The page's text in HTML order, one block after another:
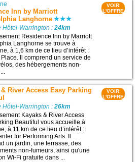
Inn by Marriott
Langhorne
Hôtel-Warrington :24km
Residence Inn by Marriott
Langhorne se trouve à
à 1,6 km de ce lieu d’intérêt :
Il comprend un service de
des hébergements non-
VOIR
L'OFFRE
River Access Easy Parking
Hôtel-Warrington :26km
Kayaks & River Access
Beautiful vous accueille à
à 11 km de ce lieu d’intérêt :
for Performing Arts. Il
un jardin, une terrasse, des
non-fumeurs, ainsi qu'une
Wi-Fi gratuite dans ...
VOIR
L'OFFRE